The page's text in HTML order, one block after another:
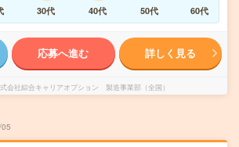
30代 40代 50代 60代
応募へ進む 詳しく見る
会社綜合キャリアオプション 製造事業部（全国）